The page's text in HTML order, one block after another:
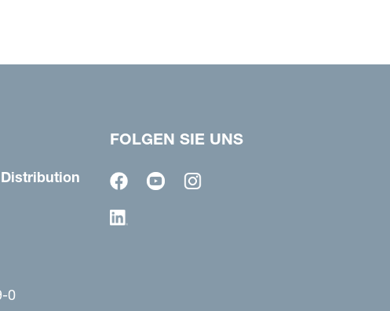
0
FOLGEN SIE UNS